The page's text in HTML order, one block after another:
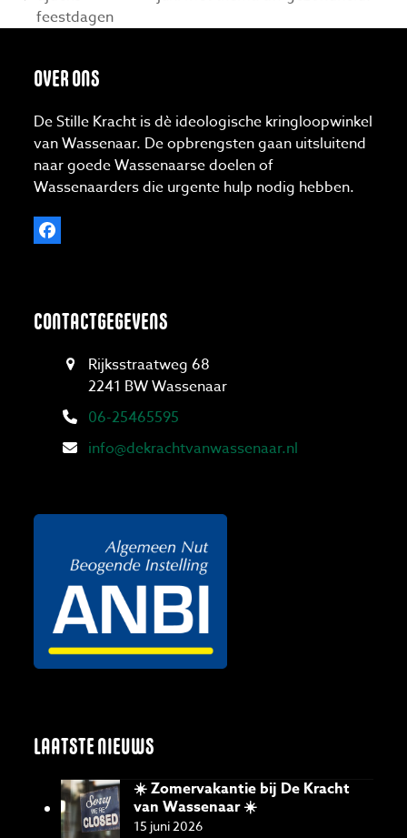
previous
post:feestdagen
OVER ONS
De Stille Kracht is dè ideologische kringloopwinkel
van Wassenaar. De opbrengsten gaan uitsluitend
naar goede Wassenaarse doelen of
Wassenaarders die urgente hulp nodig hebben.
Facebook
CONTACTGEGEVENS
Rijksstraatweg 68
2241 BW Wassenaar
06-25465595
info@dekrachtvanwassenaar.nl
LAATSTE NIEUWS
☀️ Zomervakantie bij De Kracht
van Wassenaar ☀️
15 juni 2026